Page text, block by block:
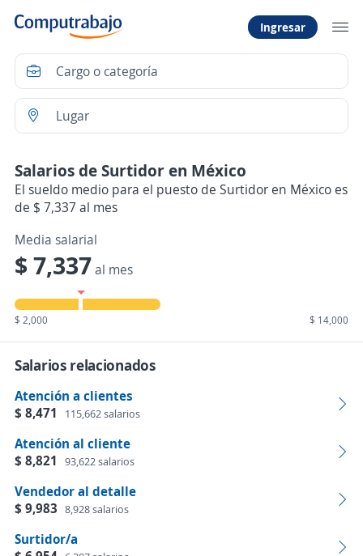
Ingresar
Salarios de Surtidor en México
El sueldo medio para el puesto de Surtidor en México es
de $ 7,337 al mes
Media salarial
$ 7,337al mes
$ 2,000 $ 14,000
Salarios relacionados
Atención a clientes
$ 8,471
115,662 salarios
Atención al cliente
$ 8,821
93,622 salarios
Vendedor al detalle
$ 9,983 8,928 salarios
Surtidor/a